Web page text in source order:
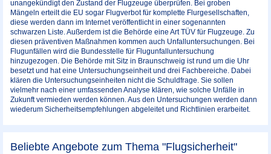
unangekündigt den Zustand der Flugzeuge überprüfen. Bei groben
Mängeln erteilt die EU sogar Flugverbot für komplette Flurgesellschaften,
diese werden dann im Internet veröffentlicht in einer sogenannten
schwarzen Liste. Außerdem ist die Behörde eine Art TÜV für Flugzeuge. Zu
diesen präventiven Maßnahmen kommen auch Unfalluntersuchungen. Bei
Flugunfällen wird die Bundesstelle für Flugunfalluntersuchung
hinzugezogen. Die Behörde mit Sitz in Braunschweig ist rund um die Uhr
besetzt und hat eine Untersuchungseinheit und drei Fachbereiche. Dabei
klären die Untersuchungseinheiten nicht die Schuldfrage. Sie sollen
vielmehr nach einer umfassenden Analyse klären, wie solche Unfälle in
Zukunft vermieden werden können. Aus den Untersuchungen werden dann
wiederum Sicherheitsempfehlungen abgeleitet und Richtlinien erarbeitet.
Beliebte Angebote zum Thema "Flugsicherheit"